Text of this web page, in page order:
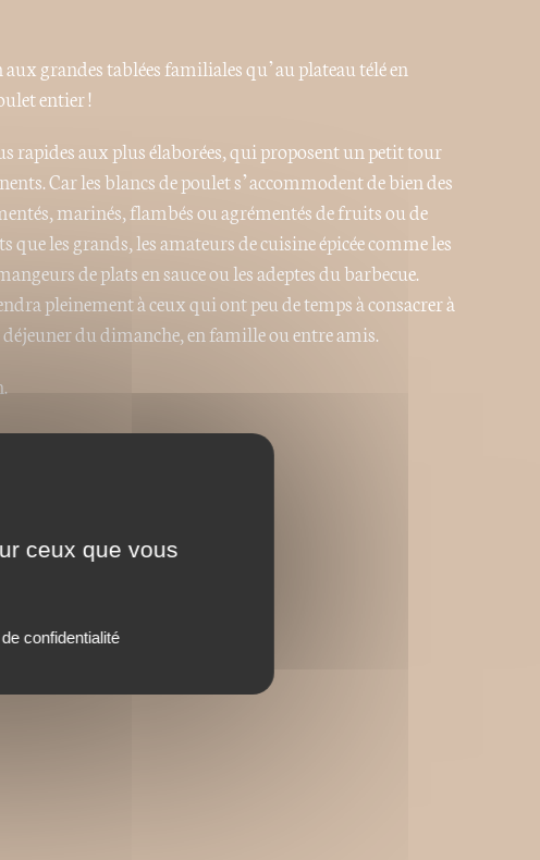
grandes tablées familiales qu’au plateau télé en
entier !
rapides aux plus élaborées, qui proposent un petit tour
Car les blancs de poulet s’accommodent de bien des
marinés, flambés ou agrémentés de fruits ou de
les grands, les amateurs de cuisine épicée comme les
de plats en sauce ou les adeptes du barbecue.
pleinement à ceux qui ont peu de temps à consacrer à
du dimanche, en famille ou entre amis.
ceux que vous
confidentialité